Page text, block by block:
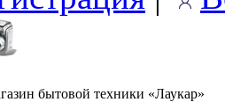
бытовой техники «Лаукар»